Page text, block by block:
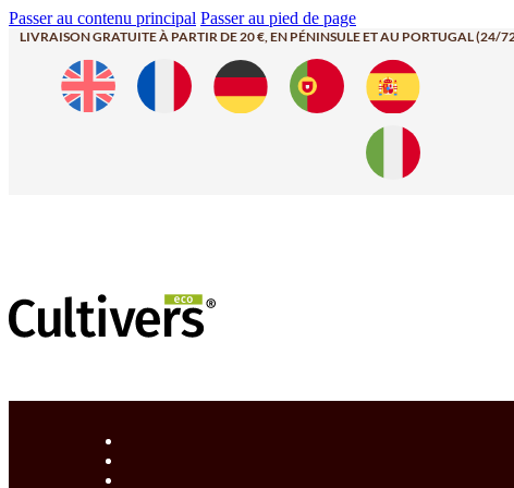
Passer au contenu principal Passer au pied de page
LIVRAISON GRATUITE À PARTIR DE 20 €, EN PÉNINSULE ET AU PORTUGAL (24/